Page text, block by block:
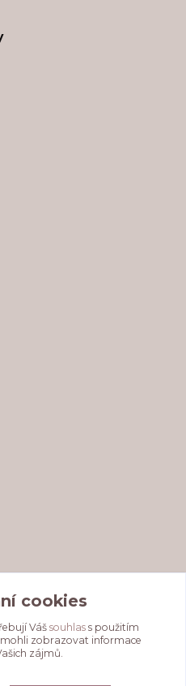
cookies
Váš souhlass použitím
zobrazovat informace
zájmů.